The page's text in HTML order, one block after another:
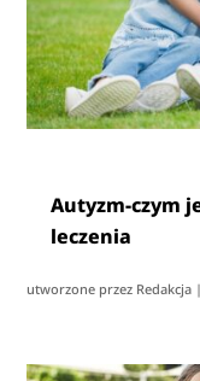
Autyzm-czym
leczenia
utworzone przez Redakcja